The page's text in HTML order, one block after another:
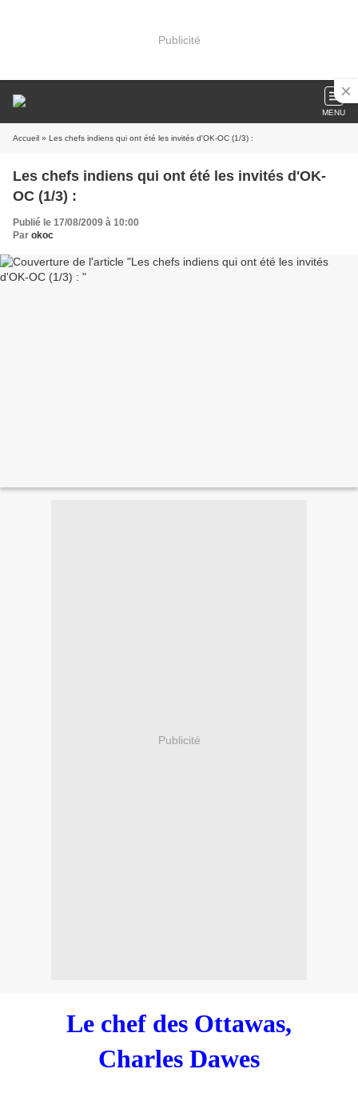
Publicité
MENU
Accueil » Les chefs indiens qui ont été les invités d'OK-OC (1/3) :
Les chefs indiens qui ont été les invités d'OK-
OC (1/3) :
Publié le 17/08/2009 à 10:00
Par okoc
Publicité
Le chef des Ottawas,
Charles Dawes